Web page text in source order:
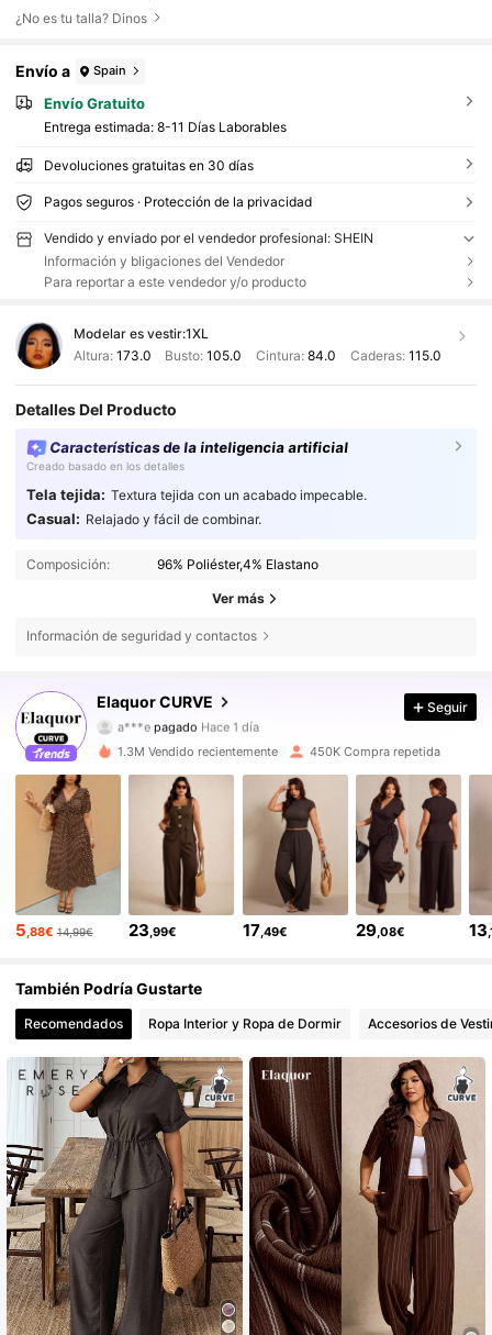
¿No es tu talla? Dinos
Envío a Spain
Envío Gratuito
Entrega estimada: 8-11 Días Laborables
Devoluciones gratuitas en 30 días
Pagos seguros · Protección de la privacidad
Vendido y enviado por el vendedor profesional: SHEIN
Información y bligaciones del Vendedor
Para reportar a este vendedor y/o producto
Modelar es vestir:1XL
Altura: 173.0 Busto:105.0 Cintura: 84.0 Caderas: 115.0
Detalles Del Producto
Características de la inteligencia artificial
Creado basado en los detalles
Tela tejida: Textura tejida con un acabado impecable.
Casual: Relajado y fácil de combinar.
Composición: 96% Poliéster,4% Elastano
Ver más
Información de seguridad y contactos
Elaquor CURVE
a***epagadoHace 1 día
m***2seguido hace Hace 10 minutos
261K Seguidores
261K Seguidores
261K Seguidores
4,73 261K Seguidores
4,73 261K Seguidores
4,73 261K Seguidores
4,73 261K Seguidores
4,73 261K Seguidores
Seguir
1.3M Vendido recientemente 450K Compra repetida
5,88€ 14,99€ 23,99€ 17,49€ 29,08€ 13
También Podría Gustarte
Recomendados Ropa Interior y Ropa de Dormir Accesorios de